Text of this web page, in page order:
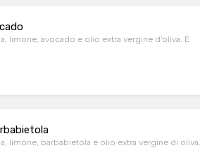
limone, avocado e olio extra vergine d'oliva. E
limone, barbabietola e olio extra vergine di